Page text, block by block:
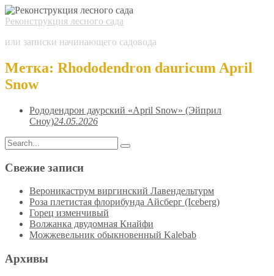
Реконструкция лесного сада
или записки начинающего садовода
Метка: Rhododendron dauricum April
Snow
Рододендрон даурский «April Snow» (Эйприл
Сноу)24.05.2026
Search
for:
Search
Свежие записи
Вероникаструм виргинский Лавендельтурм
Роза плетистая флорибунда Айсберг (Iceberg)
Горец изменчивый
Волжанка двудомная Кнайфи
Можжевельник обыкновенный Kalebab
Архивы